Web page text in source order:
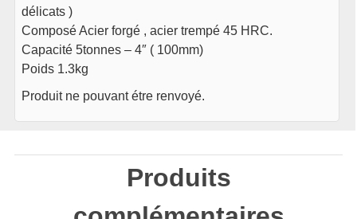
délicats )
Composé Acier forgé , acier trempé 45 HRC.
Capacité 5tonnes – 4″ ( 100mm)
Poids 1.3kg
Produit ne pouvant étre renvoyé.
Produits